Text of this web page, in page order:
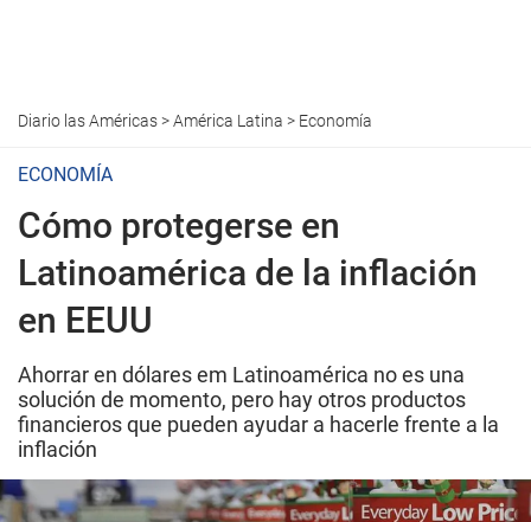
Diario las Américas>América Latina > Economía
ECONOMÍA
Cómo protegerse en
Latinoamérica de la inflación
en EEUU
Ahorrar en dólares em Latinoamérica no es una
solución de momento, pero hay otros productos
financieros que pueden ayudar a hacerle frente a la
inflación